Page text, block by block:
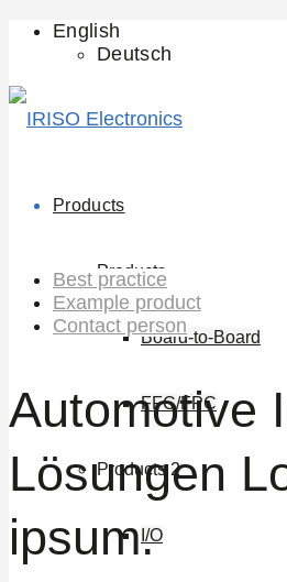
English
Deutsch
Products
Products
Board-to-Board
FFC/FPC
Products 2
I/O
Best practice
Example product
Contact person
Automotive
Lösungen
ipsum.